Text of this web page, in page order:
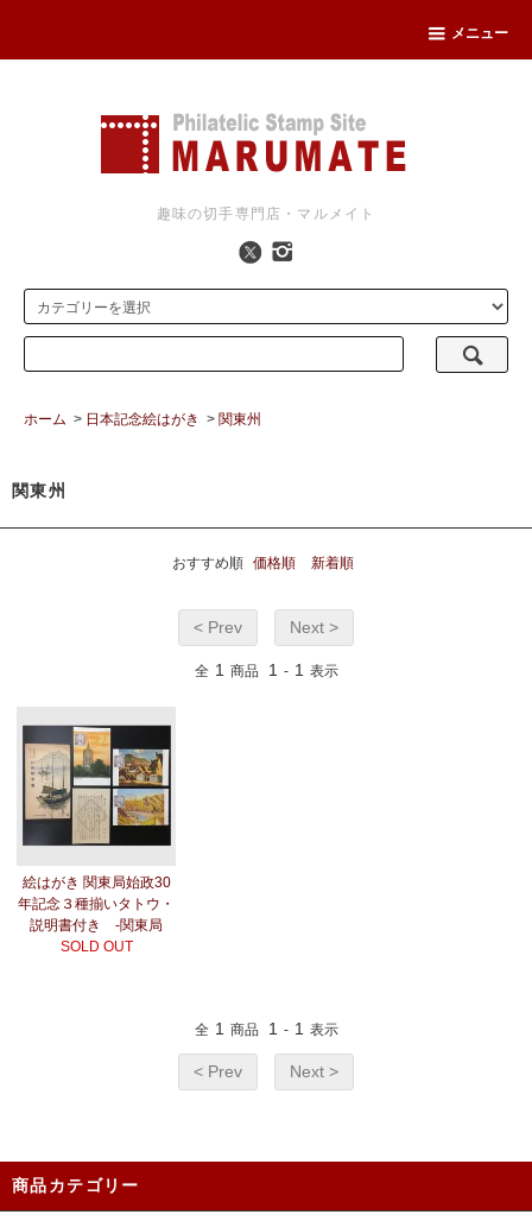
メニュー
趣味の切手専門店・マルメイト
ホーム > 日本記念絵はがき > 関東州
関東州
おすすめ順 価格順 新着順
< Prev Next >
全 1 商品 1 - 1 表示
絵はがき 関東局始政30
年記念３種揃いタトウ・
説明書付き -関東局
SOLD OUT
全 1 商品 1 - 1 表示
< Prev Next >
商品カテゴリー